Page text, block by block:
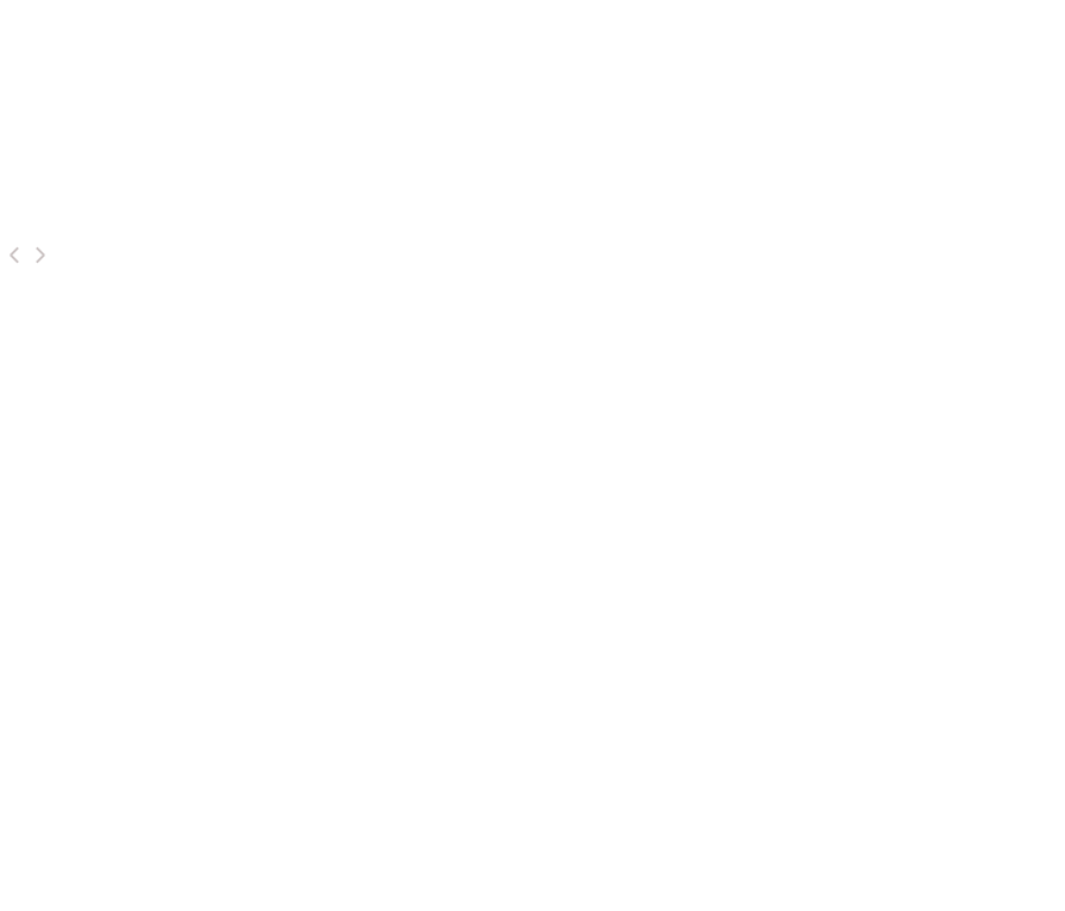
‹ ›